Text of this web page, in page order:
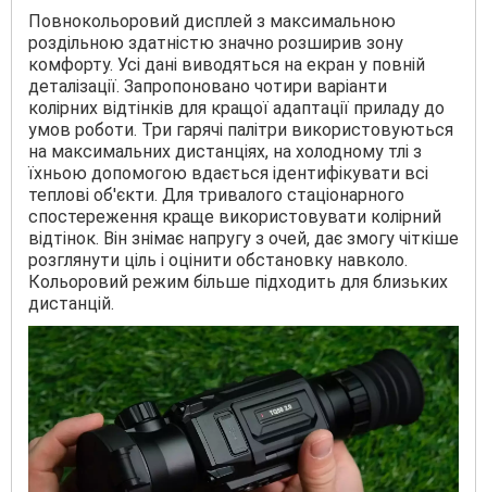
Повнокольоровий дисплей з максимальною
роздільною здатністю значно розширив зону
комфорту. Усі дані виводяться на екран у повній
деталізації. Запропоновано чотири варіанти
колірних відтінків для кращої адаптації приладу до
умов роботи. Три гарячі палітри використовуються
на максимальних дистанціях, на холодному тлі з
їхньою допомогою вдається ідентифікувати всі
теплові об'єкти. Для тривалого стаціонарного
спостереження краще використовувати колірний
відтінок. Він знімає напругу з очей, дає змогу чіткіше
розглянути ціль і оцінити обстановку навколо.
Кольоровий режим більше підходить для близьких
дистанцій.